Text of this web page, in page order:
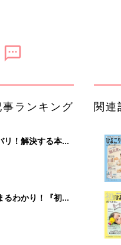
ランキング
リ！解決する本
』 4カ月～2才
わかり！『初め
号』〈巻頭大特
関連